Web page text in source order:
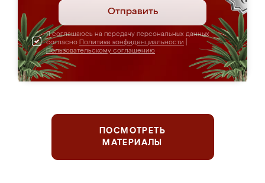
Отправить
Я соглашаюсь на передачу персональных данных
согласно Политике конфиденциальности
Пользовательскому соглашению
ПОСМОТРЕТЬ
МАТЕРИАЛЫ